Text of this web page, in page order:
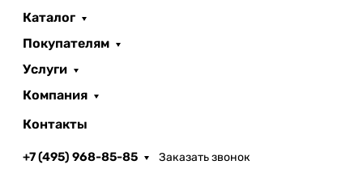
Каталог
Покупателям
Услуги
Компания
Контакты
+7 (495) 968-85-85 Заказать звонок